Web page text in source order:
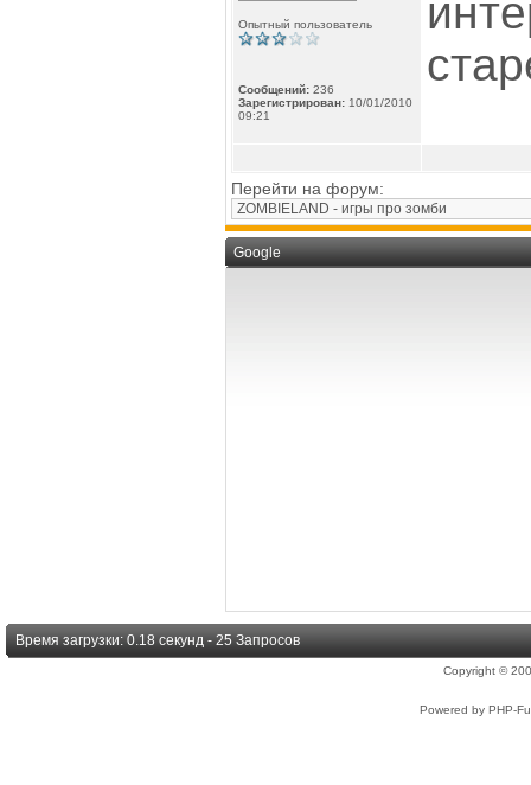
Опытный пользователь
Сообщений: 236
Зарегистрирован: 10/01/2010
09:21
Перейти на форум:
Google
Время загрузки: 0.18 секунд - 25 Запросов
Copyright ©
Powered by PHP-